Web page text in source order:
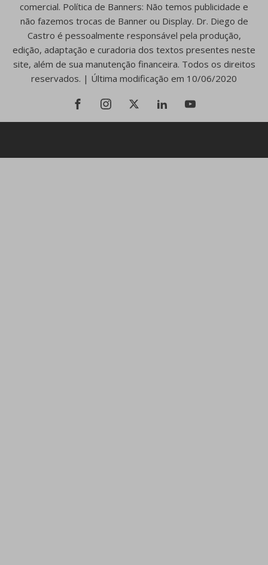
comercial. Política de Banners: Não temos publicidade e
não fazemos trocas de Banner ou Display. Dr. Diego de
Castro é pessoalmente responsável pela produção,
edição, adaptação e curadoria dos textos presentes neste
site, além de sua manutenção financeira. Todos os direitos
reservados. | Última modificação em 10/06/2020